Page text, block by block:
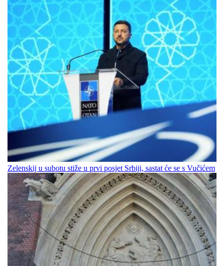
Zelenskij u subotu stiže u prvi posjet Srbiji, sastat će se s Vučićem